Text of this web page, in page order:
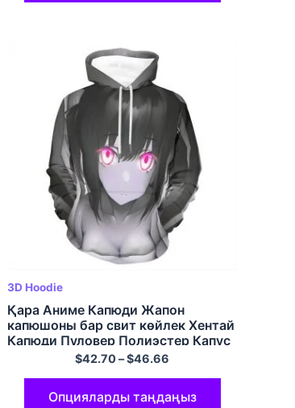
3D Hoodie
Қара Аниме Капюди Жапон
капюшоны бар свит көйлек Хентай
Капюди Пуловер Полиэстер Капус
$42.70–$46.66
Опцияларды таңдаңыз